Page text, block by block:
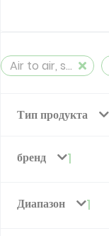
Air to air, split, reversible (≤ 12 kW)
Тип продукта
бренд 1
Диапазон 1